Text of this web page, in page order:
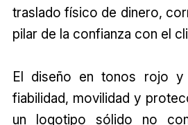
traslado físico de dinero,
pilar de la confianza con el
El diseño en tonos rojo y
fiabilidad, movilidad y
un logotipo sólido no